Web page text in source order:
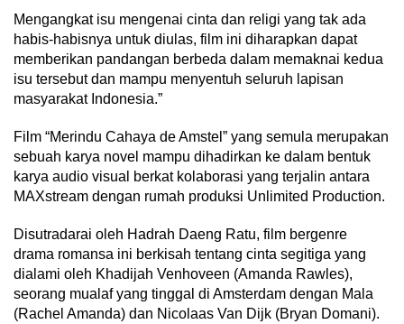
Mengangkat isu mengenai cinta dan religi yang tak ada
habis-habisnya untuk diulas, film ini diharapkan dapat
memberikan pandangan berbeda dalam memaknai kedua
isu tersebut dan mampu menyentuh seluruh lapisan
masyarakat Indonesia.”
Film “Merindu Cahaya de Amstel” yang semula merupakan
sebuah karya novel mampu dihadirkan ke dalam bentuk
karya audio visual berkat kolaborasi yang terjalin antara
MAXstream dengan rumah produksi Unlimited Production.
Disutradarai oleh Hadrah Daeng Ratu, film bergenre
drama romansa ini berkisah tentang cinta segitiga yang
dialami oleh Khadijah Venhoveen (Amanda Rawles),
seorang mualaf yang tinggal di Amsterdam dengan Mala
(Rachel Amanda) dan Nicolaas Van Dijk (Bryan Domani).